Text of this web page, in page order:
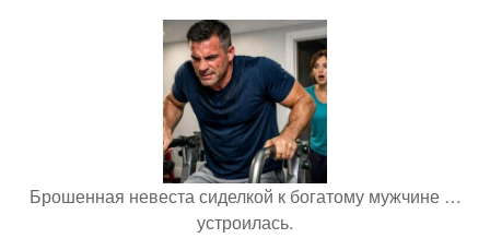
Брошенная невеста сиделкой к богатому мужчине …
устроилась.